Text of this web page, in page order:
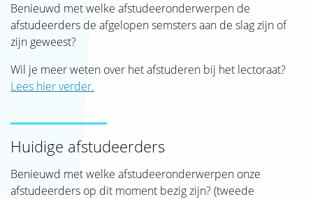
Aanmelden
Contact
SJAK
Benieuwd met welke afstudeeronderwerpen de
afstudeerders de afgelopen semsters aan de slag zijn of
zijn geweest?
Wil je meer weten over het afstuderen bij het lectoraat?
Lees hier verder.
Huidige afstudeerders
Benieuwd met welke afstudeeronderwerpen onze
afstudeerders op dit moment bezig zijn? (tweede